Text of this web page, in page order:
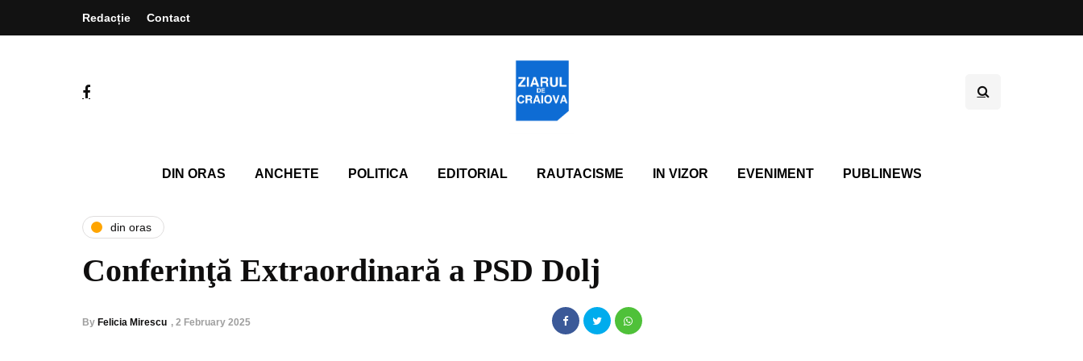
Redacție Contact
DIN ORAS ANCHETE POLITICA EDITORIAL RAUTACISME IN VIZOR EVENIMENT PUBLINEWS
din oras
Conferinţă Extraordinară a PSD Dolj
By Felicia Mirescu , 2 February 2025